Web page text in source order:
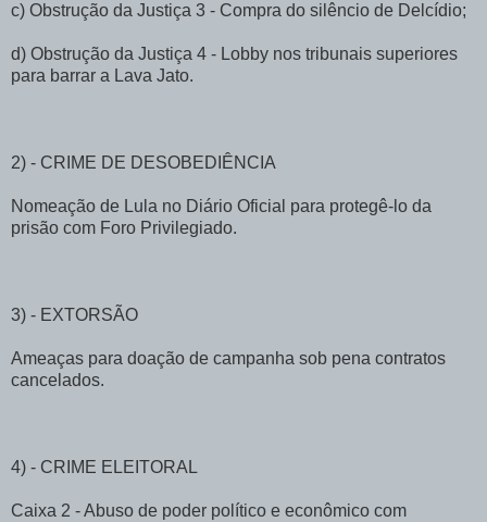
c) Obstrução da Justiça 3 - Compra do silêncio de Delcídio;
d) Obstrução da Justiça 4 - Lobby nos tribunais superiores
para barrar a Lava Jato.
2) - CRIME DE DESOBEDIÊNCIA
Nomeação de Lula no Diário Oficial para protegê-lo da
prisão com Foro Privilegiado.
3) - EXTORSÃO
Ameaças para doação de campanha sob pena contratos
cancelados.
4) - CRIME ELEITORAL
Caixa 2 - Abuso de poder político e econômico com